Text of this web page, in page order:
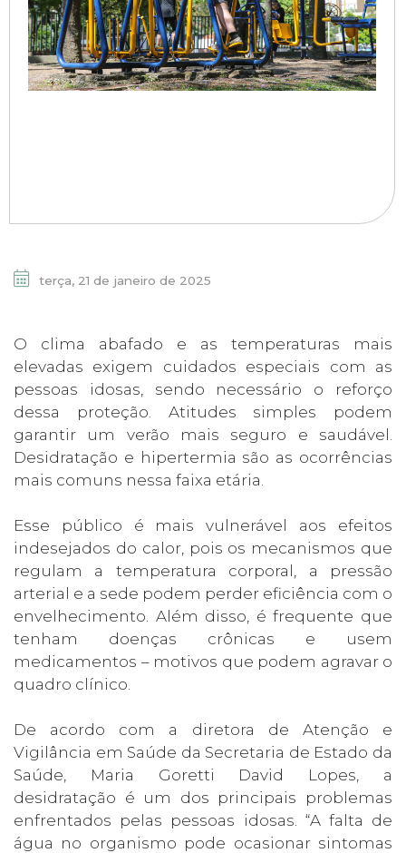
terça, 21 de janeiro de 2025
O clima abafado e as temperaturas mais
elevadas exigem cuidados especiais com as
pessoas idosas, sendo necessário o reforço
dessa proteção. Atitudes simples podem
garantir um verão mais seguro e saudável.
Desidratação e hipertermia são as ocorrências
mais comuns nessa faixa etária.
Esse público é mais vulnerável aos efeitos
indesejados do calor, pois os mecanismos que
regulam a temperatura corporal, a pressão
arterial e a sede podem perder eficiência com o
envelhecimento. Além disso, é frequente que
tenham doenças crônicas e usem
medicamentos – motivos que podem agravar o
quadro clínico.
De acordo com a diretora de Atenção e
Vigilância em Saúde da Secretaria de Estado da
Saúde, Maria Goretti David Lopes, a
desidratação é um dos principais problemas
enfrentados pelas pessoas idosas. “A falta de
água no organismo pode ocasionar sintomas